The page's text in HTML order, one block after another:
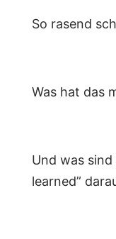
So rasend
Was hat das
Und was sind
learned”